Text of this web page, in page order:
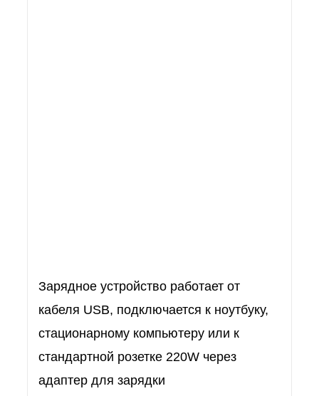
Зарядное устройство работает от
кабеля USB, подключается к ноутбуку,
стационарному компьютеру или к
стандартной розетке 220W через
адаптер для зарядки